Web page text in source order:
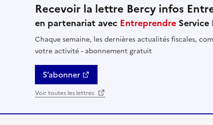
Recevoir la lettre Bercy infos
en partenariat avec Entreprendre Service
Chaque semaine, les dernières actualités fiscales,
votre activité - abonnement gratuit
S’abonner
Voir toutes les lettres